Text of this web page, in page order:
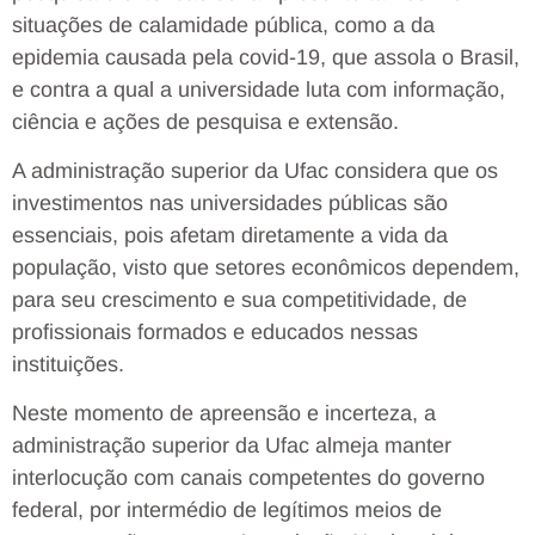
situações de calamidade pública, como a da
epidemia causada pela covid-19, que assola o Brasil,
e contra a qual a universidade luta com informação,
ciência e ações de pesquisa e extensão.
A administração superior da Ufac considera que os
investimentos nas universidades públicas são
essenciais, pois afetam diretamente a vida da
população, visto que setores econômicos dependem,
para seu crescimento e sua competitividade, de
profissionais formados e educados nessas
instituições.
Neste momento de apreensão e incerteza, a
administração superior da Ufac almeja manter
interlocução com canais competentes do governo
federal, por intermédio de legítimos meios de